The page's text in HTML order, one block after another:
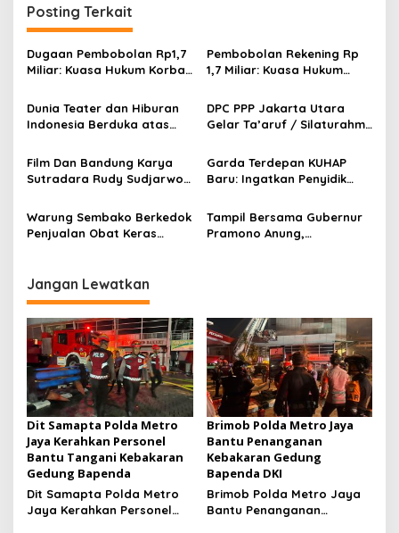
i
P
s
c
P
l
n
o
k
a
t
u
l
a
s
i
H
a
s
i
l
P
i
l
k
a
s
i
o
Posting Terkait
Dugaan Pembobolan Rp1,7
Miliar: Kuasa Hukum Korban
Keterlibatan Internal Bank
Aladin Syariah
Pembobolan Rekening Rp
1,7 Miliar: Kuasa Hukum
Pihak Internal Bank Aladin
Syariah
Dunia Teater dan Hiburan
Indonesia Berduka atas
Diding Boneng
DPC PPP Jakarta Utara
Gelar Ta’aruf / Silaturahmi
Pengurus Baru, Fokus
Konsolidasi Jelang
Musancab 13 September
Film Dan Bandung Karya
Sutradara Rudy Sudjarwo:
Secara Luas Mulai 20
Agustus 2026
Garda Terdepan KUHAP
Baru: Ingatkan Penyidik
Bersalah
Warung Sembako Berkedok
Penjualan Obat Keras
Tampil Bersama Gubernur
Pramono Anung,
Jangan Lewatkan
Dit Samapta Polda Metro
Jaya Kerahkan Personel
Bantu Tangani Kebakaran
Gedung Bapenda
Dit Samapta Polda Metro
Jaya Kerahkan Personel
Brimob Polda Metro Jaya
Bantu Penanganan
Kebakaran Gedung
Bapenda DKI
Brimob Polda Metro Jaya
Bantu Penanganan